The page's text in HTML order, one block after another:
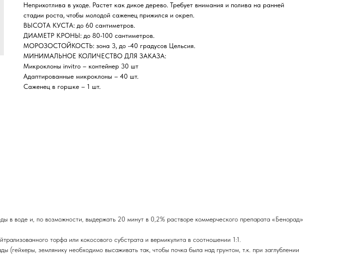
Неприхотлива в уходе. Растет как дикое дерево. Требует внимания и полива на ранней
стадии роста, чтобы молодой саженец прижился и окреп.
ВЫСОТА КУСТА: до 60 сантиметров.
ДИАМЕТР КРОНЫ: до 80-100 сантиметров.
МОРОЗОСТОЙКОСТЬ: зона 3, до -40 градусов Цельсия.
МИНИМАЛЬНОЕ КОЛИЧЕСТВО ДЛЯ ЗАКАЗА:
Микроклоны invitro – контейнер 30 шт
Адаптированные микроклоны – 40 шт.
Саженец в горшке – 1 шт.
в воде и, по возможности, выдержать 20 минут в 0,2% растворе коммерческого препарата «Бенорад»
торфа или кокосового субстрата и вермикулита в соотношении 1:1.
землянику необходимо высаживать так, чтобы почка была над грунтом, т.к. при заглублении